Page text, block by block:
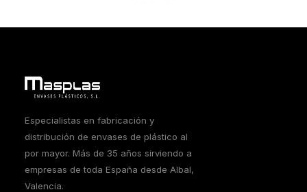
Especialistas en fabricación y
distribución de envases de plástico al
por mayor. Más de 35 años sirviendo a
empresas de toda España desde Albal,
Valencia.